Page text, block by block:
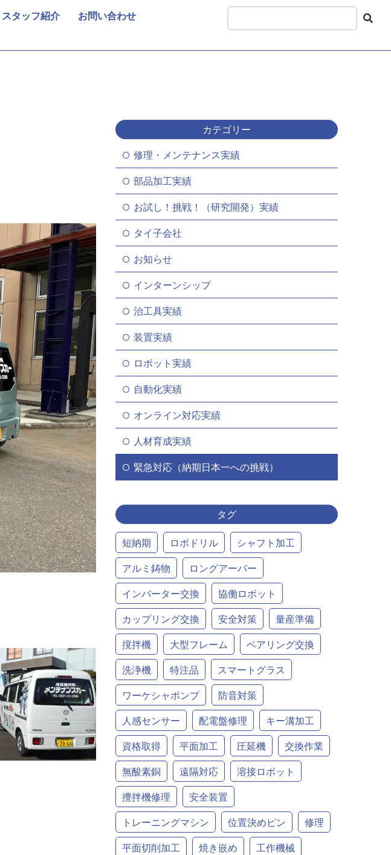
スタッフ紹介
お問い合わせ
カテゴリー
修理・メンテナンス実績
部品加工実績
お試し！挑戦！（研究開発）実績
タイ子会社
お知らせ
インターンシップ
治工具実績
装置実績
ロボット実績
自動化実績
オンライン対応実績
人材育成実績
緊急対応（納期日本一への挑戦）
タグ
短納期 ロボドリル
シャフト加工
アルミ鋳物
ロングアーバー
インバーター交換
協働ロボット
カップリング交換
安全対策
量産準備
撹拌機
大型フレーム
ベアリング交換
洗浄機
特注品
スマートグラス
ワーケシャポンプ
防音対策
人感センサー
配電盤修理
キー溝加工
資格取得
平面加工 圧延機
交換作業
無酸素銅
遠隔対応
溶接ロボット
攪拌機修理
安全装置
トレーニングマシン
位置決めピン
修理
平面切削加工
焼き嵌め
工作機械